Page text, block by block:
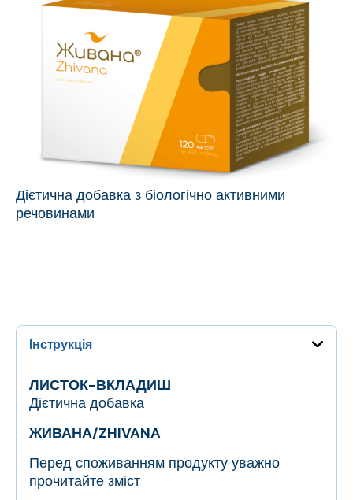
Дієтична добавка з біологічно активними
речовинами
Інструкція
ЛИСТОК-ВКЛАДИШ
Дієтична добавка
ЖИВАНА/ZHIVANA
Перед споживанням продукту уважно
прочитайте зміст